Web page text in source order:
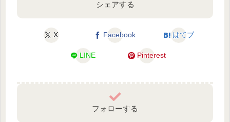
シェアする
X Facebook はてブ
LINE Pinterest
フォローする